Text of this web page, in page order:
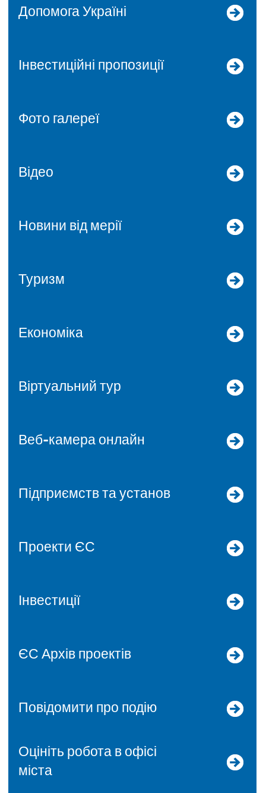
допомога Україні
Інвестиційні пропозиції
Фото галереї
Відео
Новини від мерії
Туризм
Економіка
Віртуальний тур
Веб-камера онлайн
Підприємств та установ
Проекти ЄС
Інвестиції
ЄС Архів проектів
Повідомити про подію
Оцініть робота в офісі
міста